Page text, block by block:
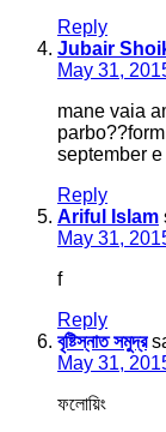
Reply
Jubair
May 31,
mane vaia
september
Reply
Ariful Islam
May 31,
f
Reply
বৃষ্টিস্নাত সমুদ্র
May 31,
ফলোয়িং